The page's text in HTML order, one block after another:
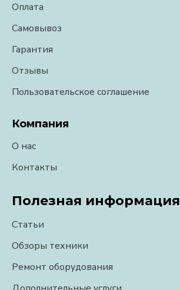
Оплата
Самовывоз
Гарантия
Отзывы
Пользовательское соглашение
Компания
О нас
Контакты
Полезная информация
Статьи
Обзоры техники
Ремонт оборудования